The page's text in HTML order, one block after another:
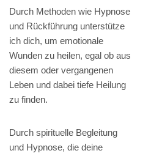
Durch Methoden wie Hypnose
und Rückführung unterstütze
ich dich, um emotionale
Wunden zu heilen, egal ob aus
diesem oder vergangenen
Leben und dabei tiefe Heilung
zu finden.
Durch spirituelle Begleitung
und Hypnose, die deine